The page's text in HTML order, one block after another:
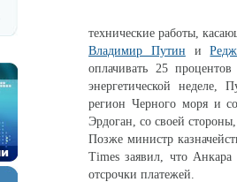
технические работы,
Владимир Путин и
оплачивать 25
энергетической неделе,
регион Черного моря и
Эрдоган, со своей
Позже министр
Times заявил, что Анкара
отсрочки платежей.